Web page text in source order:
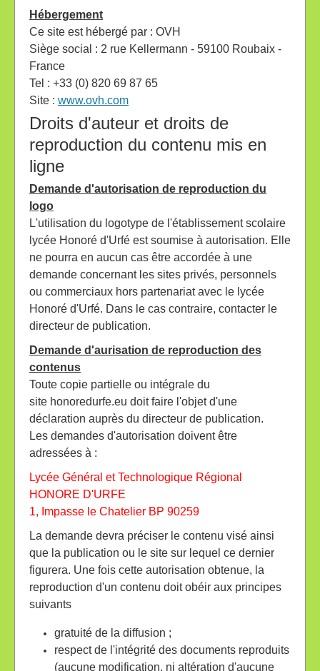
Hébergement
Ce site est hébergé par : OVH
Siège social : 2 rue Kellermann - 59100 Roubaix -
France
Tel : +33 (0) 820 69 87 65
Site : www.ovh.com
Droits d'auteur et droits de
reproduction du contenu mis en
ligne
Demande d'autorisation de reproduction du
logo
L'utilisation du logotype de l'établissement scolaire
lycée Honoré d'Urfé est soumise à autorisation. Elle
ne pourra en aucun cas être accordée à une
demande concernant les sites privés, personnels
ou commerciaux hors partenariat avec le lycée
Honoré d'Urfé. Dans le cas contraire, contacter le
directeur de publication.
Demande d'aurisation de reproduction des
contenus
Toute copie partielle ou intégrale du
site honoredurfe.eu doit faire l'objet d'une
déclaration auprès du directeur de publication.
Les demandes d'autorisation doivent être
adressées à :
Lycée Général et Technologique Régional
HONORE D'URFE
1, Impasse le Chatelier BP 90259
La demande devra préciser le contenu visé ainsi
que la publication ou le site sur lequel ce dernier
figurera. Une fois cette autorisation obtenue, la
reproduction d'un contenu doit obéir aux principes
suivants
gratuité de la diffusion ;
respect de l'intégrité des documents reproduits
(aucune modification, ni altération d'aucune